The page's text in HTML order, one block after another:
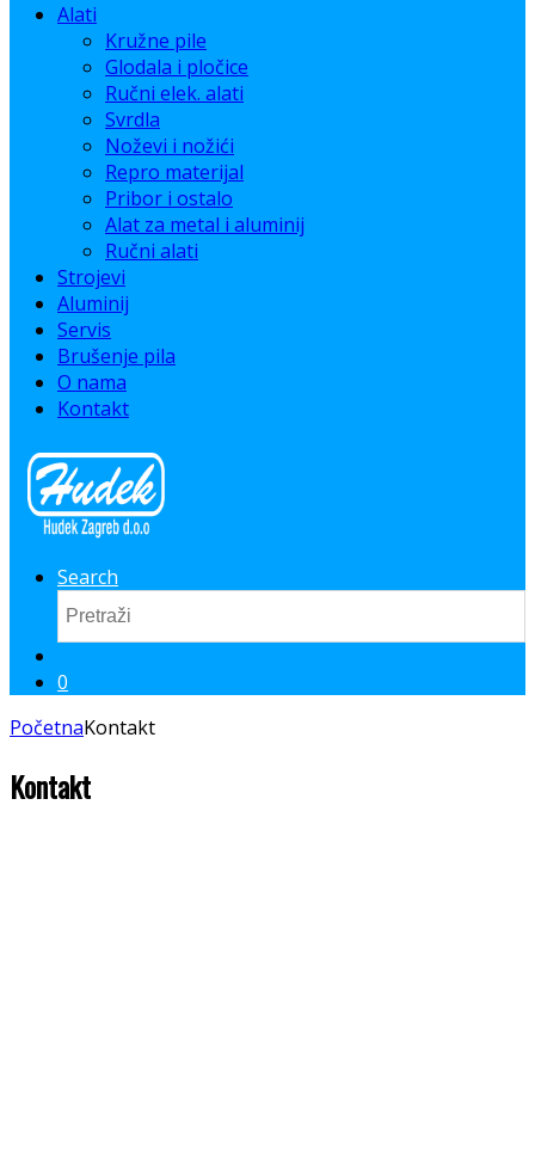
Alati
Kružne pile
Glodala i pločice
Ručni elek. alati
Svrdla
Noževi i nožići
Repro materijal
Pribor i ostalo
Alat za metal i aluminij
Ručni alati
Strojevi
Aluminij
Servis
Brušenje pila
O nama
Kontakt
Search
0
PočetnaKontakt
Kontakt